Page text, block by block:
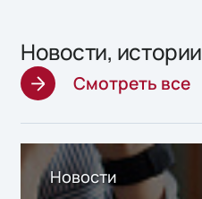
Новости,
Смотреть все
Новости